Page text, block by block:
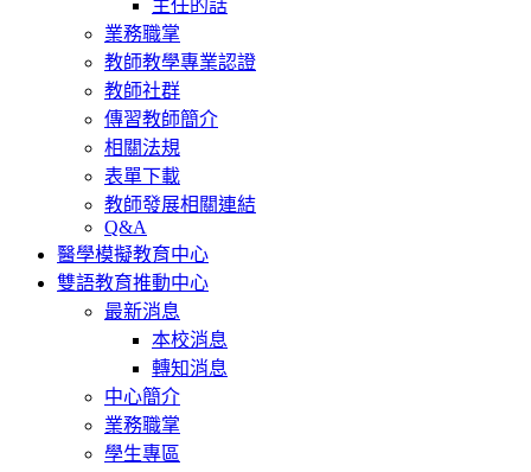
主任的話
業務職掌
教師教學專業認證
教師社群
傳習教師簡介
相關法規
表單下載
教師發展相關連結
Q&A
醫學模擬教育中心
雙語教育推動中心
最新消息
本校消息
轉知消息
中心簡介
業務職掌
學生專區